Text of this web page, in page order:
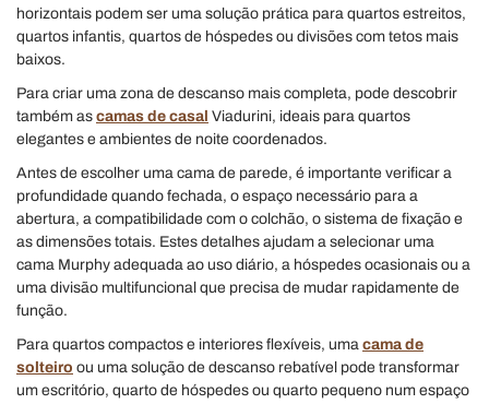
horizontais podem ser uma solução prática para quartos estreitos,
quartos infantis, quartos de hóspedes ou divisões com tetos mais
baixos.
Para criar uma zona de descanso mais completa, pode descobrir
também as camas de casal Viadurini, ideais para quartos
elegantes e ambientes de noite coordenados.
Antes de escolher uma cama de parede, é importante verificar a
profundidade quando fechada, o espaço necessário para a
abertura, a compatibilidade com o colchão, o sistema de fixação e
as dimensões totais. Estes detalhes ajudam a selecionar uma
cama Murphy adequada ao uso diário, a hóspedes ocasionais ou a
uma divisão multifuncional que precisa de mudar rapidamente de
função.
Para quartos compactos e interiores flexíveis, uma cama de
solteiro ou uma solução de descanso rebatível pode transformar
um escritório, quarto de hóspedes ou quarto pequeno num espaço